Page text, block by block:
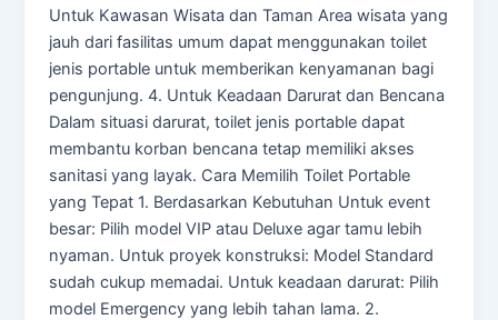
Untuk Kawasan Wisata dan Taman Area wisata yang
jauh dari fasilitas umum dapat menggunakan toilet
jenis portable untuk memberikan kenyamanan bagi
pengunjung. 4. Untuk Keadaan Darurat dan Bencana
Dalam situasi darurat, toilet jenis portable dapat
membantu korban bencana tetap memiliki akses
sanitasi yang layak. Cara Memilih Toilet Portable
yang Tepat 1. Berdasarkan Kebutuhan Untuk event
besar: Pilih model VIP atau Deluxe agar tamu lebih
nyaman. Untuk proyek konstruksi: Model Standard
sudah cukup memadai. Untuk keadaan darurat: Pilih
model Emergency yang lebih tahan lama. 2.